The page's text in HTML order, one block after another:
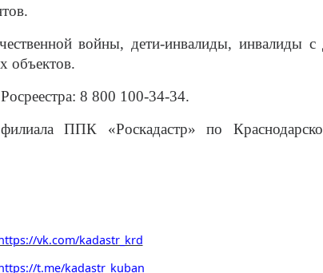
войны, дети-инвалиды, инвалиды с
объектов.
8 800 100-34-34.
ППК «Роскадастр» по
vk.com/kadastr_krd
t.me/kadastr_kuban